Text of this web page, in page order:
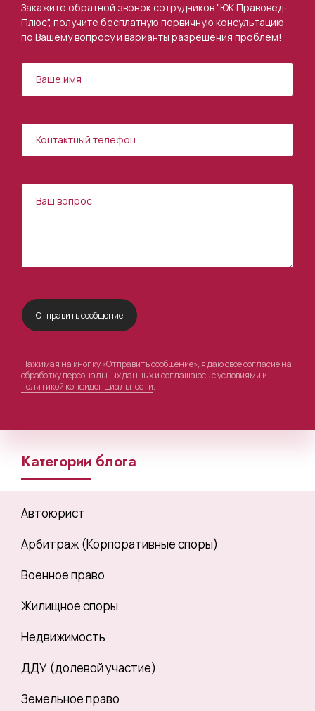
Закажите обратной звонок сотрудников "ЮК Правовед-
Плюс", получите бесплатную первичную консультацию
по Вашему вопросу и варианты разрешения проблем!
Нажимая на кнопку «Отправить сообщение», я даю свое согласие на
обработку персональных данных и соглашаюсь с условиями и
политикой конфиденциальности.
Категории блога
Автоюрист
Арбитраж (Корпоративные споры)
Военное право
Жилищное споры
Недвижимость
ДДУ (долевой участие)
Земельное право